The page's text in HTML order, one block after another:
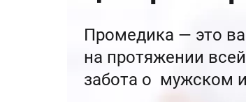
Промедика — это
на протяжении
забота о мужском